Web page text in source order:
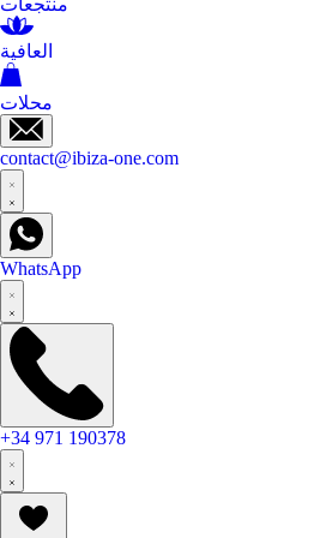
منتجعات
العافية
محلات
contact@ibiza-one.com
WhatsApp
+34 971 190378